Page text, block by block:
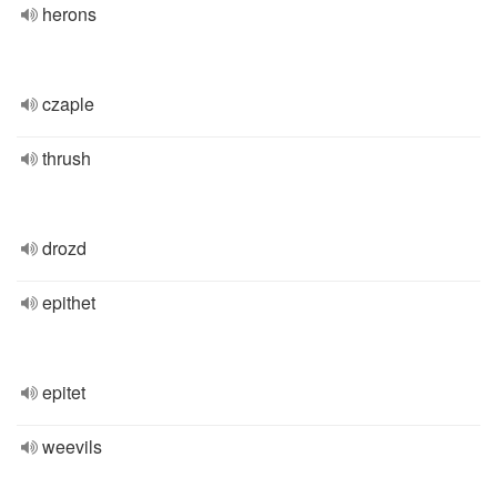
herons
czaple
thrush
drozd
epithet
epitet
weevils